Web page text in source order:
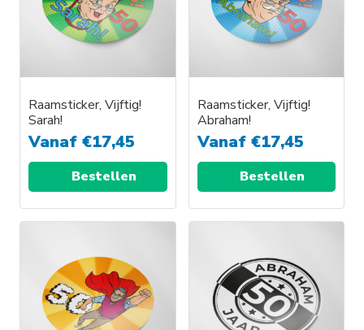
optie
kan
gekozen
de
productpagina
optie
kan
gekozen
de
productpagina
Raamsticker, Vijftig!
Sarah!
Vanaf €17,45
Bestellen
Dit
heeft
meerdere
variaties.
Deze
Raamsticker, Vijftig!
Abraham!
Vanaf €17,45
Bestellen
Dit
heeft
meerdere
variaties.
Deze